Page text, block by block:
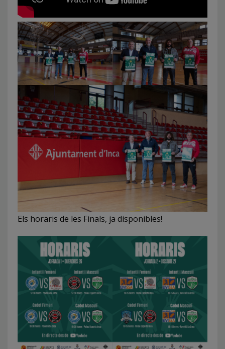
Els horaris de les Finals, ja disponibles!